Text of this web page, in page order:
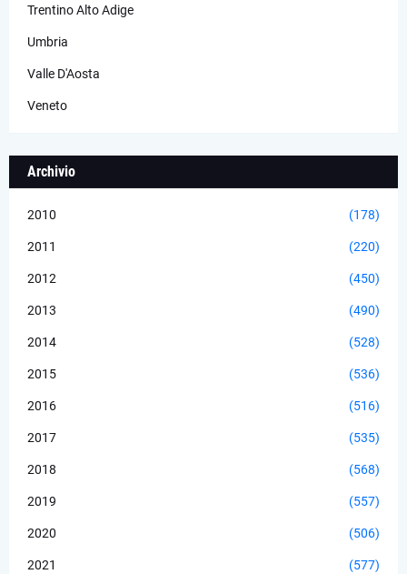
Trentino Alto Adige
Umbria
Valle D'Aosta
Veneto
Archivio
2010 (178)
2011 (220)
2012 (450)
2013 (490)
2014 (528)
2015 (536)
2016 (516)
2017 (535)
2018 (568)
2019 (557)
2020 (506)
2021 (577)